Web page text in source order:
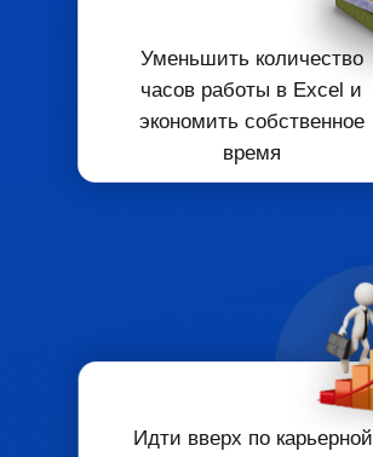
Уменьшить количество
часов работы в Excel и
экономить собственное
время
Идти вверх по карьерной